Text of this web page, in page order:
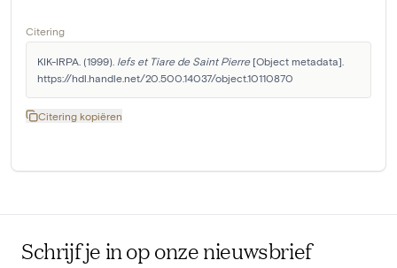
Citering
KIK-IRPA. (1999). lefs et Tiare de Saint Pierre [Object metadata].
https://hdl.handle.net/20.500.14037/object.10110870
Citering kopiëren
Schrijf je in op onze nieuwsbrief